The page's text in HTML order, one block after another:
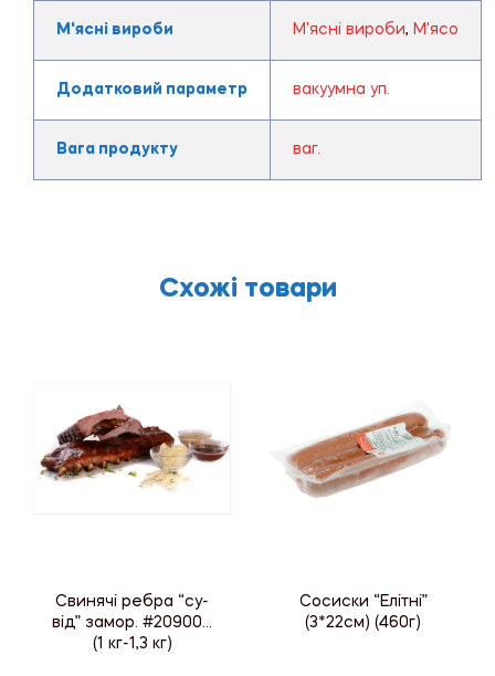
М'ясні вироби М'ясні вироби, М'ясо
Додатковий параметр вакуумна уп.
Вага продукту ваг.
Схожі товари
Свинячі ребра “су-
від” замор. #209009
(1 кг-1,3 кг)
Сосиски “Елітні”
(3*22см) (460г)